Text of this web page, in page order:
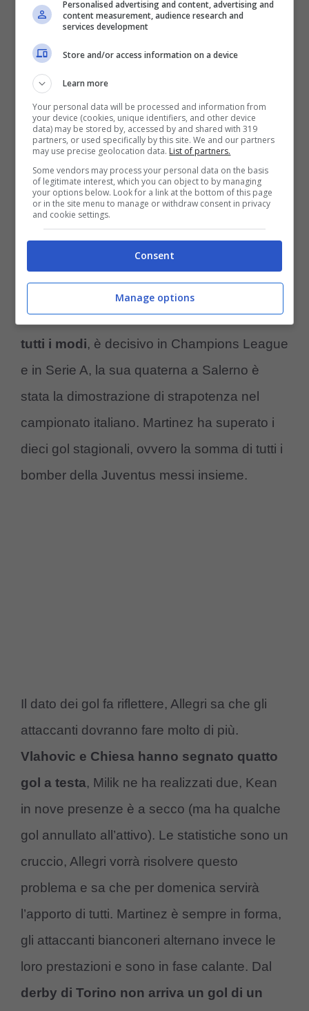
Inzaghi tiene stretto Martinez per l’attacco (ansa foto) –
controcalcio.com
Il dato nella classifica dei cannonieri emerge
formidabile, la sua verve offensiva in questa
stagione è innegabile.Martinez segna in
tutti i modi, è decisivo in Champions League
e in Serie A, la sua quaterna a Salerno è
stata la dimostrazione di strapotenza nel
campionato italiano. Martinez ha superato i
dieci gol stagionali, ovvero la somma di tutti i
bomber della Juventus messi insieme.
Il dato dei gol fa riflettere, Allegri sa che gli
attaccanti dovranno fare molto di più.
Vlahovic e Chiesa hanno segnato quatto
gol a testa, Milik ne ha realizzati due, Kean
in nove presenze è a secco (ma ha qualche
gol annullato all’attivo). Le statistiche sono un
cruccio, Allegri vorrà risolvere questo
problema e sa che per domenica servirà
l’apporto di tutti. Martinez è sempre in forma,
gli attaccanti bianconeri alternano invece le
loro prestazioni e sono in fase calante. Dal
derby di Torino non arriva un gol di un
Personalised advertising and content, advertising and
content measurement, audience research and
services development
Store and/or access information on a device
Learn more
Your personal data will be processed and information from
your device (cookies, unique identifiers, and other device
data) may be stored by, accessed by and shared with 319
partners, or used specifically by this site. We and our partners
may use precise geolocation data. List of partners.
Some vendors may process your personal data on the basis
of legitimate interest, which you can object to by managing
your options below. Look for a link at the bottom of this page
or in the site menu to manage or withdraw consent in privacy
and cookie settings.
Consent
Manage options